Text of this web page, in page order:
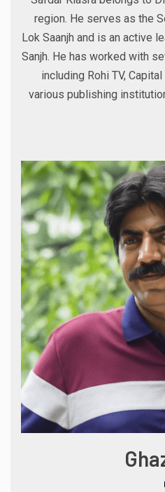
region. He serves as the
Lok Saanjh and is an active
Sanjh. He has worked with
including Rohi TV,
various publishing